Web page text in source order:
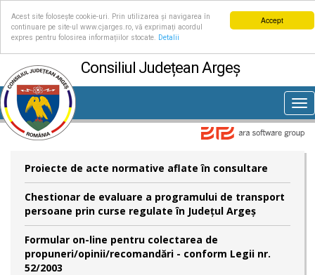
Accept
Acest site folosește cookie-uri. Prin utilizarea și navigarea în
continuare pe site-ul www.cjarges.ro, vă exprimați acordul
expres pentru folosirea informațiilor stocate.
Detalii
Consiliul Județean Argeș
Proiecte de acte normative aflate în consultare
Chestionar de evaluare a programului de transport
persoane prin curse regulate în Județul Argeș
Formular on-line pentru colectarea de
propuneri/opinii/recomandări - conform Legii nr.
52/2003